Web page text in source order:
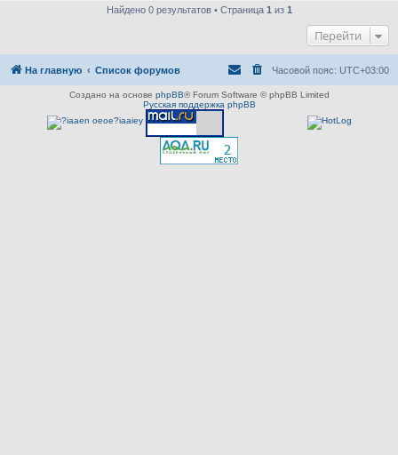
Найдено 0 результатов • Страница 1 из 1
Перейти
На главную Список форумов Часовой пояс: UTC+03:00
Создано на основе phpBB® Forum Software © phpBB Limited
Русская поддержка phpBB